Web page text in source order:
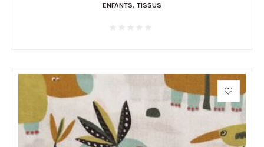
ENFANTS, TISSUS